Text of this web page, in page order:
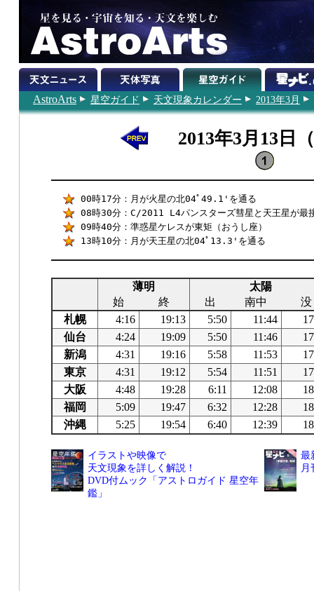
AstroArts 星空ガイド 天文現象カレンダー 2013年3月
2013年3月13日
00時17分：月が火星の北04ﾟ49.1'を通る
08時30分：C/2011 L4パンスターズ彗星と天王星が最
09時40分：準惑星ケレスが東矩（おうし座）
13時10分：月が天王星の北04ﾟ13.3'を通る
薄明
太陽
始
終 出 南中
没
札幌
4:16 19:13 5:50 11:44
仙台
4:24 19:09 5:50 11:46
新潟
4:31 19:16 5:58 11:53
東京
4:31 19:12 5:54 11:51
大阪
4:48 19:28 6:11 12:08
福岡
5:09 19:47 6:32 12:28
沖縄
5:25 19:54 6:40 12:39
イラストや映像で
天文現象を詳しく解説！
DVD付ムック「アストロガイド 星空年
鑑」
最
月